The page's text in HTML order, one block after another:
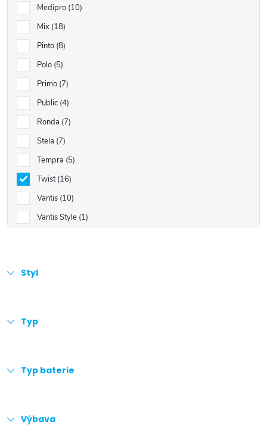
Medipro 10
Mix 18
Pinto 8
Polo 5
Primo 7
Public 4
Ronda 7
Stela 7
Tempra 5
Twist 16
Vantis 10
Vantis Style 1
Styl
Typ
Typ baterie
Výbava